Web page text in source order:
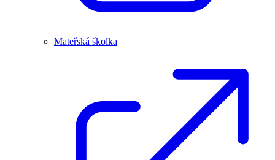
Mateřská školka